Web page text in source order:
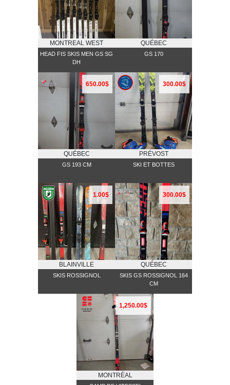
MONTREAL WEST
HEAD FIS SKIS MEN GS SG
DH
QUÉBEC
GS 170
650.00$
QUÉBEC
GS 193 CM
300.00$
PRÉVOST
SKI ET BOTTES
1.00$
BLAINVILLE
SKIS ROSSIGNOL
300.00$
QUÉBEC
SKIS GS ROSSIGNOL 164
CM
1,250.00$
MONTRÉAL